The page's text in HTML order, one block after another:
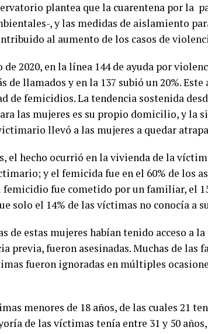
plantea que la cuarentena por la
, y las medidas de aislamiento
al aumento de los casos de
de 2020, en la línea 144 de ayuda por
de llamados y en la 137 subió un 20%.
de femicidios. La tendencia sostenida
las mujeres es su propio domicilio, y la
llevó a las mujeres a quedar
el hecho ocurrió en la vivienda de la
y el femicida fue en el 60% de los
femicidio fue cometido por un familiar, el
solo el 14% de las víctimas no conocía a
de estas mujeres habían tenido acceso a
previa, fueron asesinadas. Muchas de las
fueron ignoradas en múltiples
menores de 18 años, de las cuales 21
de las víctimas tenía entre 31 y 50 años,